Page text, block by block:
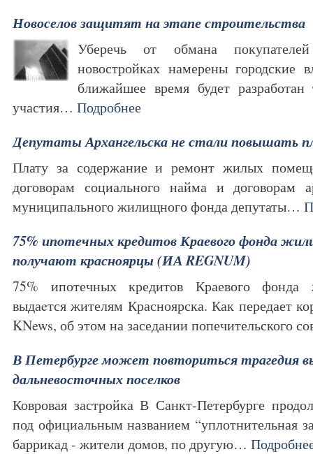
Новоселов защитят на этапе строительства
Уберечь от обмана
новостройках намерены городские
ближайшее время будет разработан
участия… Подробнее
Депутаты Архангельска не стали повышать
Плату за содержание и ремонт жилых
договорам социального найма и
муниципального жилищного фонда депутаты…
75% ипотечных кредитов Краевого фонда
получают красноярцы (ИА REGNUM)
75% ипотечных кредитов Краевого фонда
выдаeтся жителям Красноярска. Как передает
KNews, об этом на заседании попечительского
В Петербурге может повториться трагедия
дальневосточных поселков
Ковровая застройка В Санкт-Петербурге
под официальным названием “уплотнительная
баррикад - жители домов, по другую…